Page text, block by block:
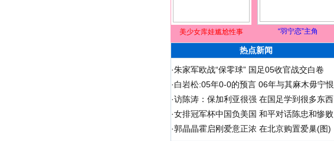
美少女库娃尴尬性事 “羽宁恋”主角
热点新闻
·朱家军欧战“保零球” 国足05收官战交白卷
·白岩松:05年0-0的预言 06年与其麻木毋宁恨
·访陈涛：保加利亚很强 在国足学到很多东西
·女排冠军杯中国负美国 和平对话陈忠和惨败
·郭晶晶霍启刚爱意正浓 在北京购置爱巢(图)